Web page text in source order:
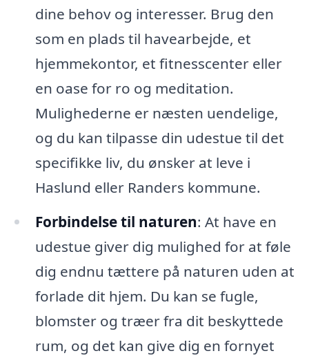
dine behov og interesser. Brug den
som en plads til havearbejde, et
hjemmekontor, et fitnesscenter eller
en oase for ro og meditation.
Mulighederne er næsten uendelige,
og du kan tilpasse din udestue til det
specifikke liv, du ønsker at leve i
Haslund eller Randers kommune.
Forbindelse til naturen: At have en
udestue giver dig mulighed for at føle
dig endnu tættere på naturen uden at
forlade dit hjem. Du kan se fugle,
blomster og træer fra dit beskyttede
rum, og det kan give dig en fornyet